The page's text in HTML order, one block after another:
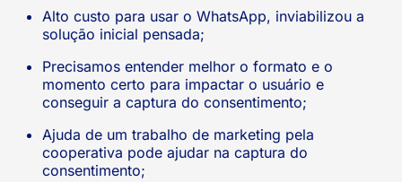
Alto custo para usar o WhatsApp, inviabilizou a
solução inicial pensada;
Precisamos entender melhor o formato e o
momento certo para impactar o usuário e
conseguir a captura do consentimento;
Ajuda de um trabalho de marketing pela
cooperativa pode ajudar na captura do
consentimento;